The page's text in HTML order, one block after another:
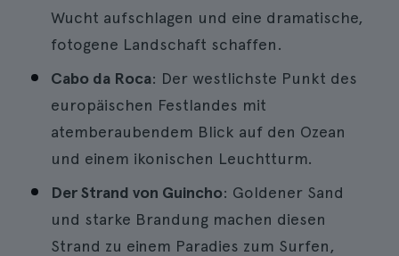
Wucht aufschlagen und eine dramatische,
fotogene Landschaft schaffen.
Cabo da Roca: Der westlichste Punkt des
europäischen Festlandes mit
atemberaubendem Blick auf den Ozean
und einem ikonischen Leuchtturm.
Der Strand von Guincho: Goldener Sand
und starke Brandung machen diesen
Strand zu einem Paradies zum Surfen,